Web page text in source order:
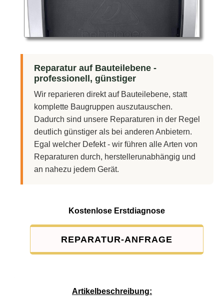
Reparatur auf Bauteilebene -
professionell, günstiger
Wir reparieren direkt auf Bauteilebene, statt
komplette Baugruppen auszutauschen.
Dadurch sind unsere Reparaturen in der Regel
deutlich günstiger als bei anderen Anbietern.
Egal welcher Defekt - wir führen alle Arten von
Reparaturen durch, herstellerunabhängig und
an nahezu jedem Gerät.
Kostenlose Erstdiagnose
REPARATUR-ANFRAGE
Artikelbeschreibung: